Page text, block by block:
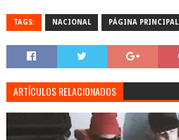
TAGS: NACIONAL PÁGINA PRINCIPAL
ARTÍCULOS RELACIONADOS